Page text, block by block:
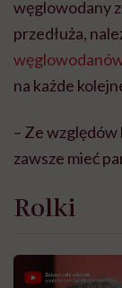
węglowodany
przedłuża,
na każde
– Ze
zawsze mieć
Rolki